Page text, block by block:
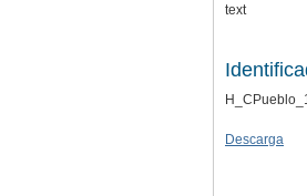
text
Descarga